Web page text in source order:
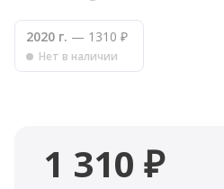
2020 г. — 1310 ₽
Нет в наличии
1 310 ₽